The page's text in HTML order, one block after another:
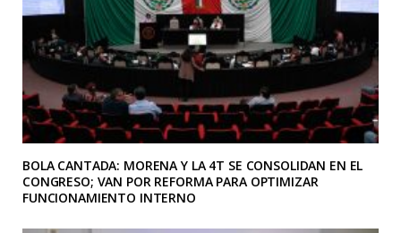
BOLA CANTADA: MORENA Y LA 4T SE CONSOLIDAN EN EL
CONGRESO; VAN POR REFORMA PARA OPTIMIZAR
FUNCIONAMIENTO INTERNO